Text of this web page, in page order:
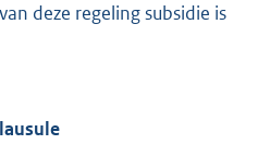
deze regeling subsidie is